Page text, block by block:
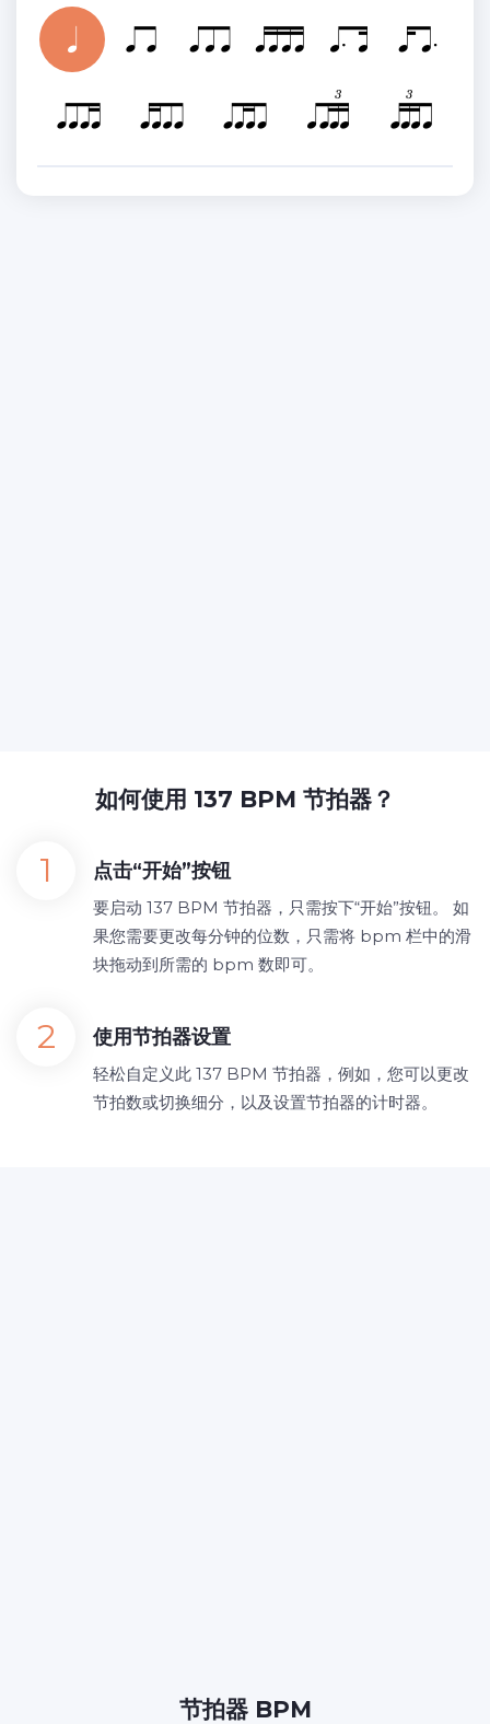
如何使用 137 BPM 节拍器？
点击“开始”按钮
要启动 137 BPM 节拍器，只需按下“开始”按钮。 如
果您需要更改每分钟的位数，只需将 bpm 栏中的滑
块拖动到所需的 bpm 数即可。
使用节拍器设置
轻松自定义此 137 BPM 节拍器，例如，您可以更改
节拍数或切换细分，以及设置节拍器的计时器。
节拍器 BPM